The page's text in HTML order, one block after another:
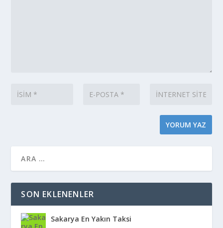
SON EKLENENLER
Sakarya En Yakın Taksi